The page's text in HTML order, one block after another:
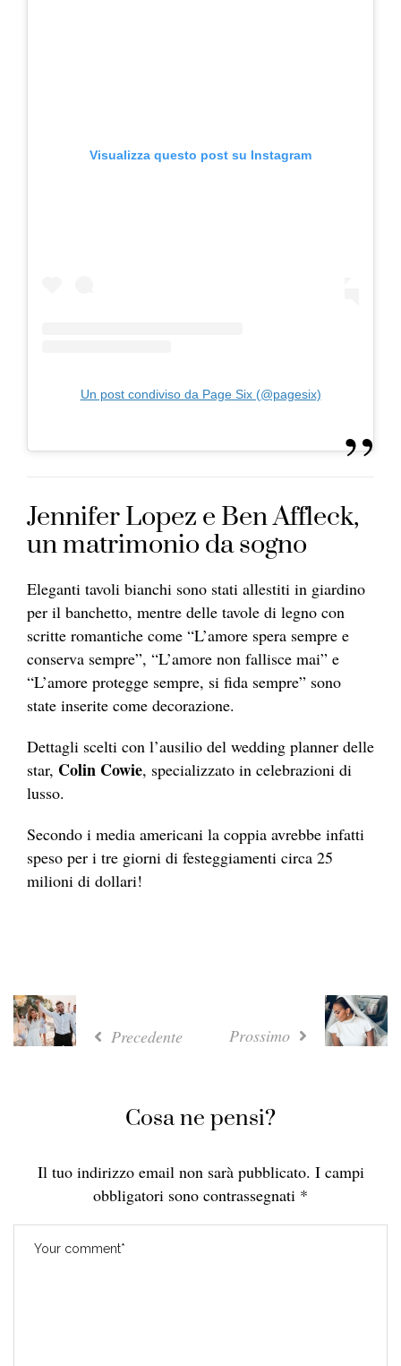
Visualizza questo post su Instagram
Un post condiviso da Page Six (@pagesix)
Jennifer Lopez e Ben Affleck,
un matrimonio da sogno
Eleganti tavoli bianchi sono stati allestiti in giardino
per il banchetto, mentre delle tavole di legno con
scritte romantiche come “L’amore spera sempre e
conserva sempre”, “L’amore non fallisce mai” e
“L’amore protegge sempre, si fida sempre” sono
state inserite come decorazione.
Dettagli scelti con l’ausilio del wedding planner delle
star, Colin Cowie, specializzato in celebrazioni di
lusso.
Secondo i media americani la coppia avrebbe infatti
speso per i tre giorni di festeggiamenti circa 25
milioni di dollari!
Precedente Prossimo
Cosa ne pensi?
Il tuo indirizzo email non sarà pubblicato. I campi
obbligatori sono contrassegnati *